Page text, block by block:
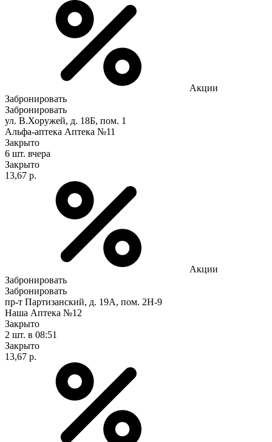
Акции
Забронировать
Забронировать
ул. В.Хоружей, д. 18Б, пом. 1
Альфа-аптека Аптека №11
Закрыто
6 шт. вчера
Закрыто
13,67 р.
Акции
Забронировать
Забронировать
пр-т Партизанский, д. 19А, пом. 2Н-9
Наша Аптека №12
Закрыто
2 шт. в 08:51
Закрыто
13,67 р.